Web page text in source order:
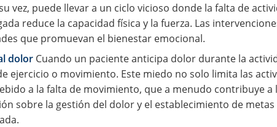
vez, puede llevar a un ciclo vicioso donde la falta de
reduce la capacidad física y la fuerza. Las
que promuevan el bienestar emocional.
dolor Cuando un paciente anticipa dolor durante la
ejercicio o movimiento. Este miedo no solo limita las
a la falta de movimiento, que a menudo contribuye
sobre la gestión del dolor y el establecimiento de